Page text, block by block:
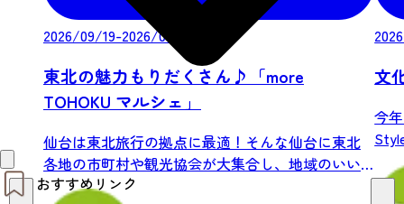
おすすめリンク
2026/09/19-2026/09/22
東北の魅力もりだくさん♪「more
TOHOKU マルシェ」
仙台は東北旅行の拠点に最適！そんな仙台に東北
各地の市町村や観光協会が大集合し、地域のいい
もの、...
文
今